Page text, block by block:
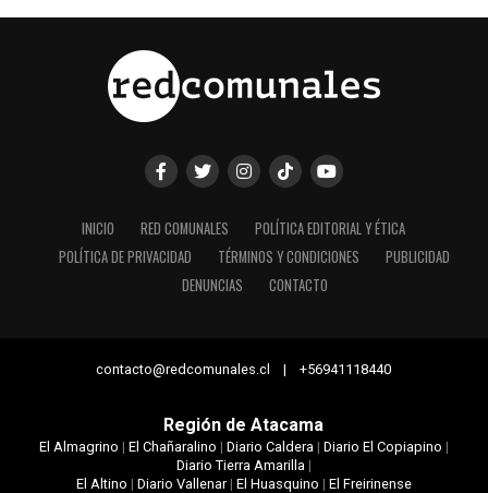
INICIO RED COMUNALES
POLÍTICA EDITORIAL Y ÉTICA
POLÍTICA DE PRIVACIDAD
TÉRMINOS Y CONDICIONES
PUBLICIDAD
DENUNCIAS
CONTACTO
contacto@redcomunales.cl | +56941118440
Región de Atacama
El Almagrino | El Chañaralino | Diario Caldera| Diario El Copiapino |
Diario Tierra Amarilla|
El Altino | Diario Vallenar| El Huasquino | El Freirinense